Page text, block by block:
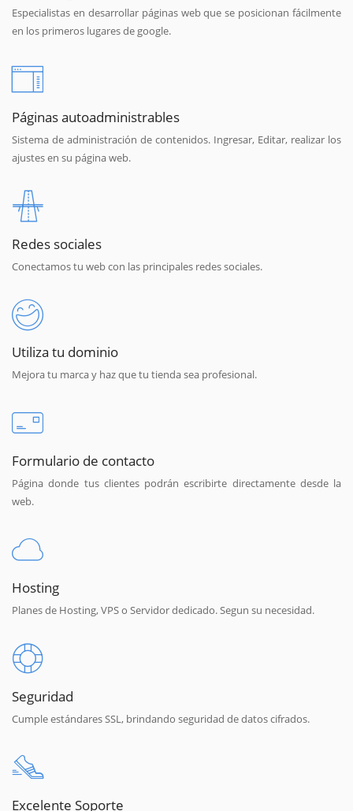
Especialistas en desarrollar páginas web que se posicionan fácilmente
en los primeros lugares de google.
Páginas autoadministrables
Sistema de administración de contenidos. Ingresar, Editar, realizar los
ajustes en su página web.
Redes sociales
Conectamos tu web con las principales redes sociales.
Utiliza tu dominio
Mejora tu marca y haz que tu tienda sea profesional.
Formulario de contacto
Página donde tus clientes podrán escribirte directamente desde la
web.
Hosting
Planes de Hosting, VPS o Servidor dedicado. Segun su necesidad.
Seguridad
Cumple estándares SSL, brindando seguridad de datos cifrados.
Excelente Soporte